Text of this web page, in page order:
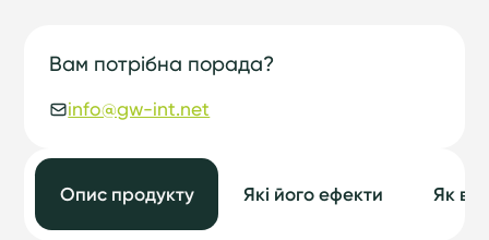
Опис продукту Які його ефекти Як
Вам потрібна порада?
info@gw-int.net